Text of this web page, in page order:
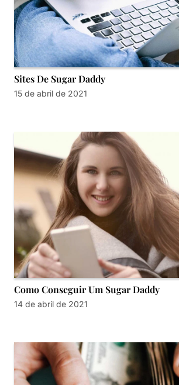
Sites De Sugar Daddy
15 de abril de 2021
Como Conseguir Um Sugar Daddy
14 de abril de 2021